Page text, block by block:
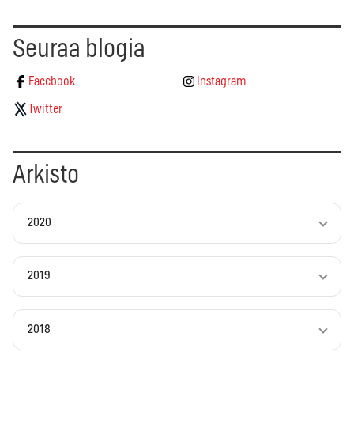
Seuraa blogia
Facebook Instagram
Twitter
Arkisto
2020
2019
2018